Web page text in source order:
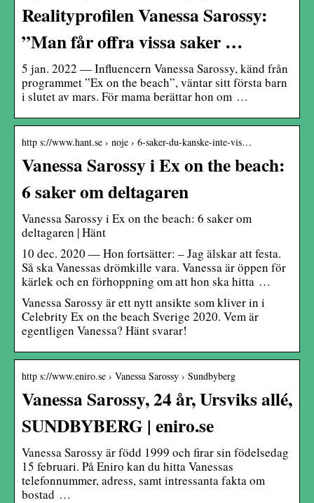
Realityprofilen Vanessa Sarossy:
”Man får offra vissa saker …
5 jan. 2022 — Influencern Vanessa Sarossy, känd från
programmet ”Ex on the beach”, väntar sitt första barn
i slutet av mars. För mama berättar hon om …
http s://www.hant.se › noje › 6-saker-du-kanske-inte-vis…
Vanessa Sarossy i Ex on the beach:
6 saker om deltagaren
Vanessa Sarossy i Ex on the beach: 6 saker om
deltagaren | Hänt
10 dec. 2020 — Hon fortsätter: – Jag älskar att festa.
Så ska Vanessas drömkille vara. Vanessa är öppen för
kärlek och en förhoppning om att hon ska hitta …
Vanessa Sarossy är ett nytt ansikte som kliver in i
Celebrity Ex on the beach Sverige 2020. Vem är
egentligen Vanessa? Hänt svarar!
http s://www.eniro.se › Vanessa Sarossy › Sundbyberg
Vanessa Sarossy, 24 år, Ursviks allé,
SUNDBYBERG | eniro.se
Vanessa Sarossy är född 1999 och firar sin födelsedag
15 februari. På Eniro kan du hitta Vanessas
telefonnummer, adress, samt intressanta fakta om
bostad …